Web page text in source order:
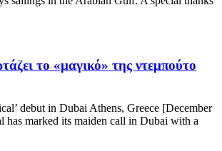
το «μαγικό» της ντεμπούτο
debut in Dubai Athens, Greece [December
has marked its maiden call in Dubai with a